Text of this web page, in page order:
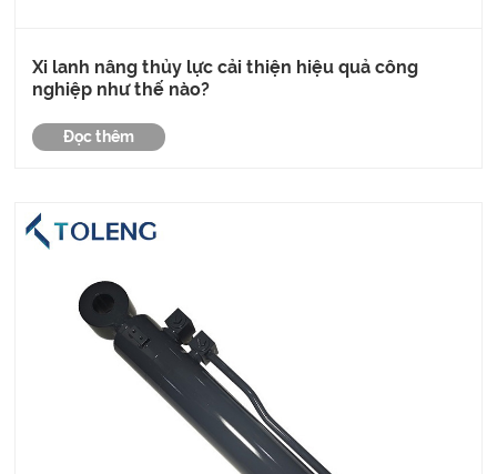
Xi lanh nâng thủy lực cải thiện hiệu quả công
nghiệp như thế nào?
Đọc thêm